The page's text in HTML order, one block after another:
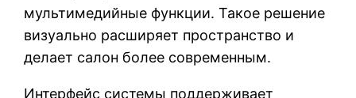
мультимедийные функции. Такое решение
визуально расширяет пространство и
делает салон более современным.
Интерфейс системы поддерживает